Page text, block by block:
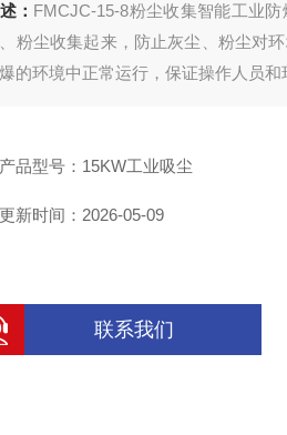
： FMCJC-15-8粉尘收集智能工业
粉尘收集起来，防止灰尘、粉尘对
的环境中正常运行，保证操作人员和
产品型号：15KW工业吸尘
更新时间：2026-05-09
联系我们